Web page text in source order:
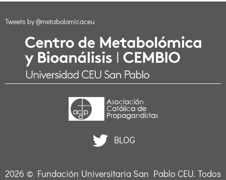
Tweets by @metabolomicaceu
BLOG
2026 © Fundación Universitaria San Pablo CEU. Todos